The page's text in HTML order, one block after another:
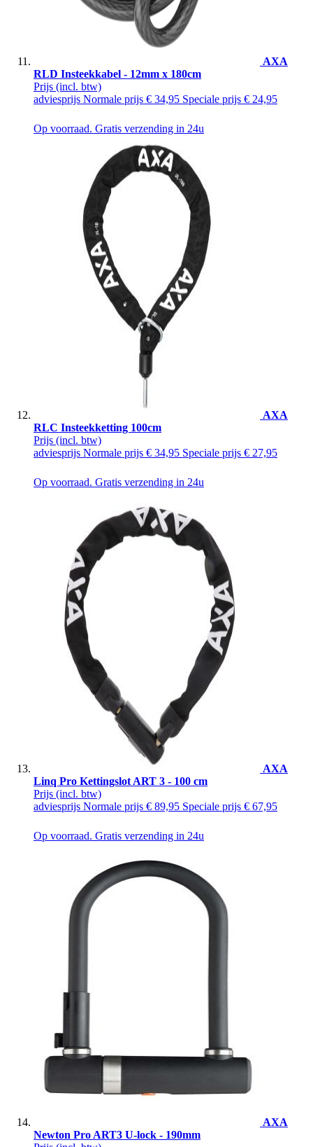
AXA
RLD Insteekkabel - 12mm x 180cm
Prijs (incl. btw)
adviesprijs Normale prijs € 34,95 Speciale prijs € 24,95
Op voorraad. Gratis verzending in 24u
AXA
RLC Insteekketting 100cm
Prijs (incl. btw)
adviesprijs Normale prijs € 34,95 Speciale prijs € 27,95
Op voorraad. Gratis verzending in 24u
AXA
Linq Pro Kettingslot ART 3 - 100 cm
Prijs (incl. btw)
adviesprijs Normale prijs € 89,95 Speciale prijs € 67,95
Op voorraad. Gratis verzending in 24u
AXA
Newton Pro ART3 U-lock - 190mm